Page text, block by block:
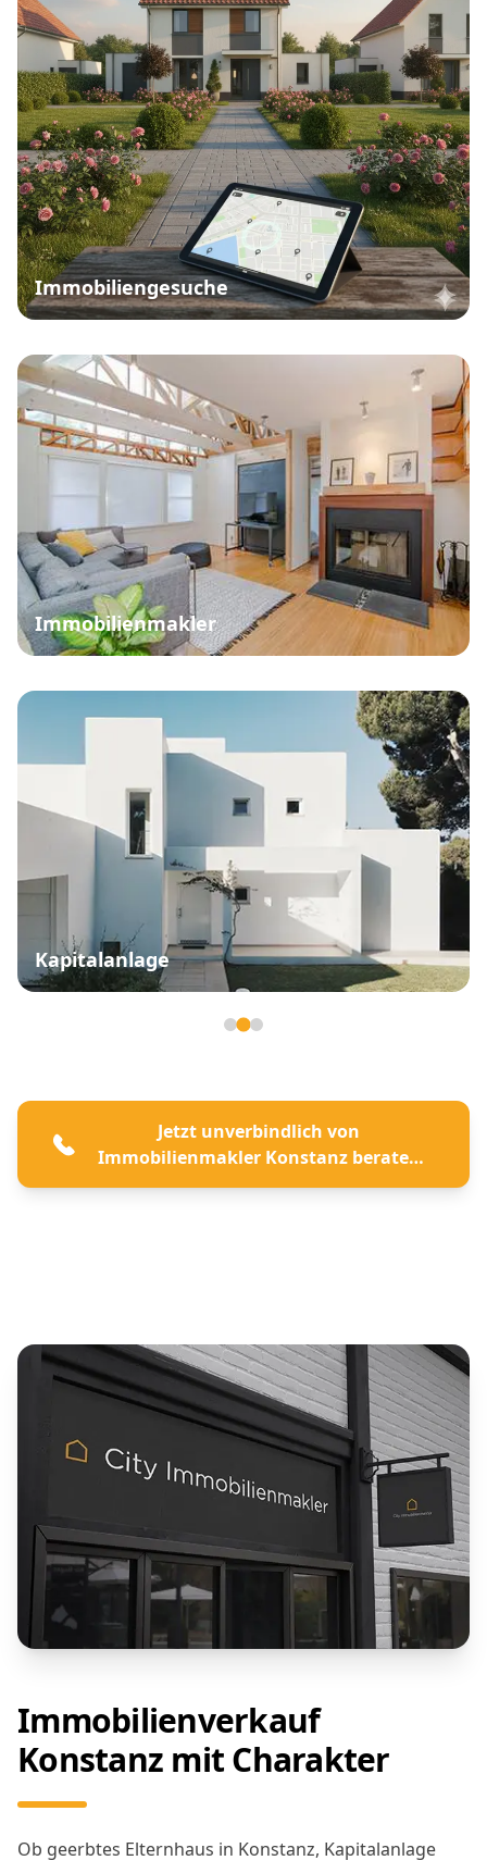
Immobiliengesuche
Immobilienmakler
Kapitalanlage
Jetzt unverbindlich von
Immobilienmakler Konstanz beraten
lassen
Immobilienverkauf
Konstanz mit Charakter
Ob geerbtes Elternhaus in Konstanz, Kapitalanlage